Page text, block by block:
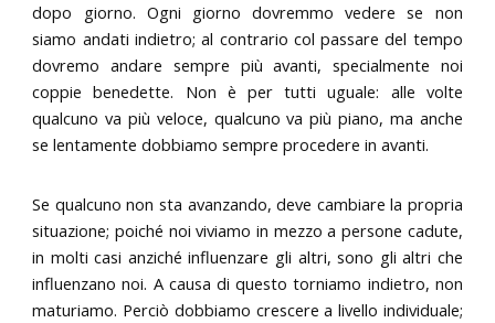
dopo giorno. Ogni giorno dovremmo vedere se non
siamo andati indietro; al contrario col passare del tempo
dovremo andare sempre più avanti, specialmente noi
coppie benedette. Non è per tutti uguale: alle volte
qualcuno va più veloce, qualcuno va più piano, ma anche
se lentamente dobbiamo sempre procedere in avanti.
Se qualcuno non sta avanzando, deve cambiare la propria
situazione; poiché noi viviamo in mezzo a persone cadute,
in molti casi anziché influenzare gli altri, sono gli altri che
influenzano noi. A causa di questo torniamo indietro, non
maturiamo. Perciò dobbiamo crescere a livello individuale;